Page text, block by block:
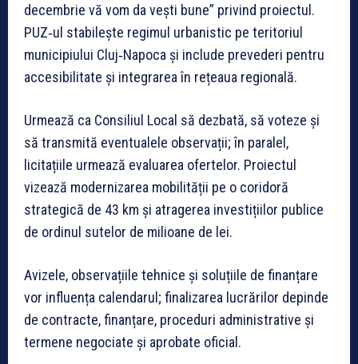
decembrie vă vom da vești bune” privind proiectul.
PUZ‑ul stabilește regimul urbanistic pe teritoriul
municipiului Cluj‑Napoca și include prevederi pentru
accesibilitate şi integrarea în rețeaua regională.
Urmează ca Consiliul Local să dezbată, să voteze și
să transmită eventualele observații; în paralel,
licitațiile urmează evaluarea ofertelor. Proiectul
vizează modernizarea mobilității pe o coridoră
strategică de 43 km și atragerea investițiilor publice
de ordinul sutelor de milioane de lei.
Avizele, observațiile tehnice și soluțiile de finanțare
vor influența calendarul; finalizarea lucrărilor depinde
de contracte, finanțare, proceduri administrative și
termene negociate și aprobate oficial.